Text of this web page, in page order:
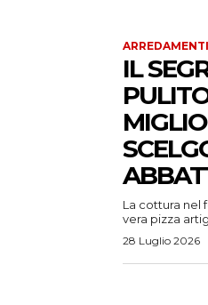
IL
La cottura nel
vera pizza
28 Luglio 2026